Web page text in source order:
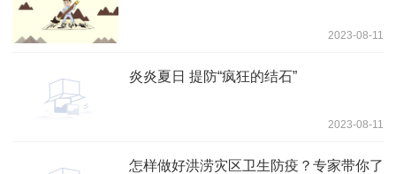
2023-08-11
炎炎夏日 提防“疯狂的结石”
2023-08-11
怎样做好洪涝灾区卫生防疫？专家带你了